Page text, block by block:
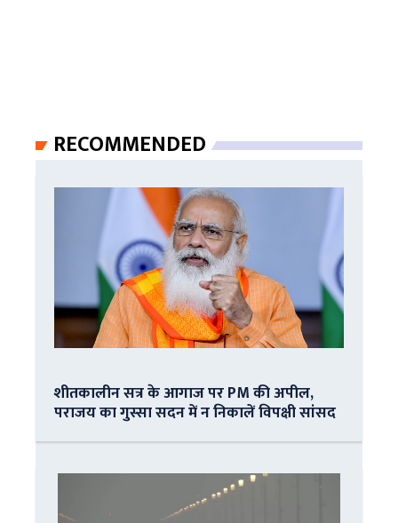
RECOMMENDED
शीतकालीन सत्र के आगाज पर PM की अपील,
पराजय का गुस्सा सदन में न निकालें विपक्षी सांसद